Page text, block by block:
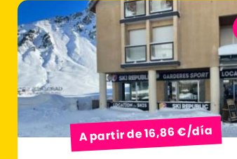
A partir de 16,86 €/día